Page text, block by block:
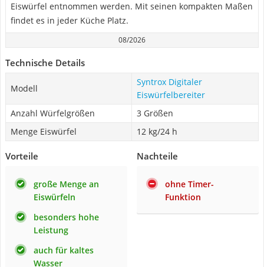
Eiswürfel entnommen werden. Mit seinen kompakten Maßen
findet es in jeder Küche Platz.
08/2026
Technische Details
Modell
Syntrox Digitaler
Eiswürfelbereiter
Anzahl Würfelgrößen
3 Größen
Menge Eiswürfel
12 kg/24 h
Vorteile
große Menge an
Eiswürfeln
besonders hohe
Leistung
auch für kaltes
Wasser
Nachteile
ohne Timer-
Funktion